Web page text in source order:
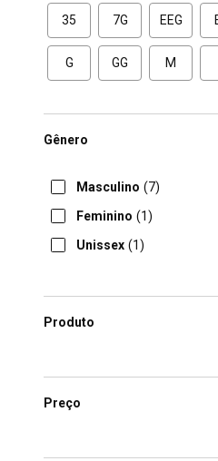
35 7G EEG
G GG M
Gênero
Masculino (7)
Feminino (1)
Unissex (1)
Produto
Preço